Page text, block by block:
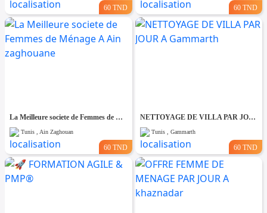
60 TND 60 TND
La Meilleure societe de Femmes de Ménage A Ain zaghouane
Tunis , Ain Zaghouan
60 TND
NETTOYAGE DE VILLA PAR JOUR A Gammarth
Tunis , Gammarth
60 TND